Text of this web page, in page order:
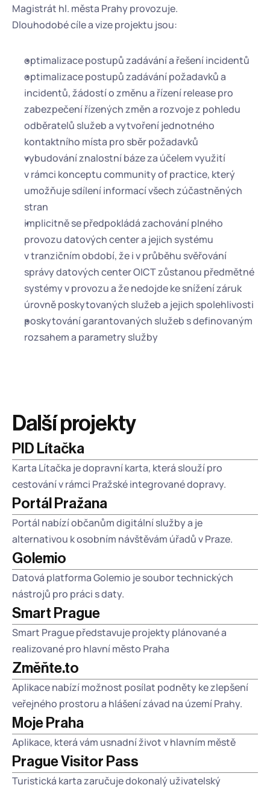
Magistrát hl. města Prahy provozuje.
Dlouhodobé cíle a vize projektu jsou:
optimalizace postupů zadávání a řešení incidentů
optimalizace postupů zadávání požadavků a
incidentů, žádostí o změnu a řízení release pro
zabezpečení řízených změn a rozvoje z pohledu
odběratelů služeb a vytvoření jednotného
kontaktního místa pro sběr požadavků
vybudování znalostní báze za účelem využití
v rámci konceptu community of practice, který
umožňuje sdílení informací všech zúčastněných
stran
implicitně se předpokládá zachování plného
provozu datových center a jejich systému
v tranzičním období, že i v průběhu svěřování
správy datových center OICT zůstanou předmětné
systémy v provozu a že nedojde ke snížení záruk
úrovně poskytovaných služeb a jejich spolehlivosti
poskytování garantovaných služeb s definovaným
rozsahem a parametry služby
Další projekty
PID Lítačka
Karta Lítačka je dopravní karta, která slouží pro
cestování v rámci Pražské integrované dopravy.
Portál Pražana
Portál nabízí občanům digitální služby a je
alternativou k osobním návštěvám úřadů v Praze.
Golemio
Datová platforma Golemio je soubor technických
nástrojů pro práci s daty.
Smart Prague
Smart Prague představuje projekty plánované a
realizované pro hlavní město Praha
Změňte.to
Aplikace nabízí možnost posílat podněty ke zlepšení
veřejného prostoru a hlášení závad na území Prahy.
Moje Praha
Aplikace, která vám usnadní život v hlavním městě
Prague Visitor Pass
Turistická karta zaručuje dokonalý uživatelský